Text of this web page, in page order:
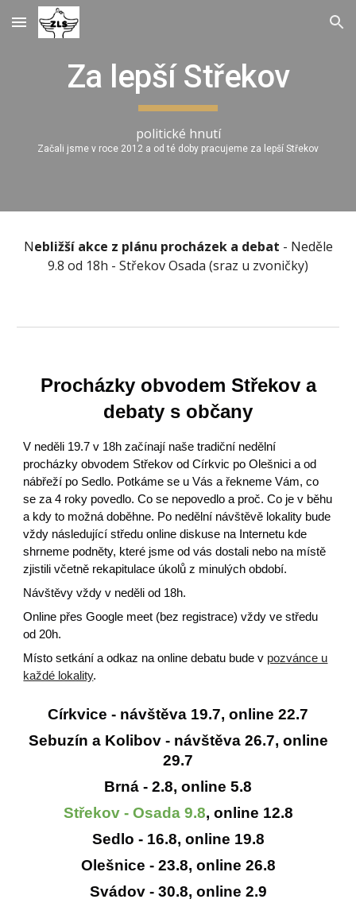
Skip to main content Skip to navigation
Za lepší Střekov
politické hnutí
Začali jsme v roce 2012 a od té doby pracujeme za lepší Střekov
Nebližší akce z plánu procházek a debat - Neděle
9.8 od 18h - Střekov Osada (sraz u zvoničky)
Procházky obvodem Střekov a
debaty s občany
V neděli 19.7 v 18h začínají naše tradiční nedělní
procházky obvodem Střekov od Církvic po Olešnici a od
nábřeží po Sedlo. Potkáme se u Vás a řekneme Vám, co
se za 4 roky povedlo. Co se nepovedlo a proč. Co je v běhu
a kdy to možná doběhne. Po nedělní návštěvě lokality bude
vždy následující středu online diskuse na Internetu kde
shrneme podněty, které jsme od vás dostali nebo na místě
zjistili včetně rekapitulace úkolů z minulých období.
Návštěvy vždy v neděli od 18h.
Online přes Google meet (bez registrace) vždy ve středu
od 20h.
Místo setkání a odkaz na online debatu bude v pozvánce u
každé lokality.
Církvice - návštěva 19.7, online 22.7
Sebuzín a Kolibov - návštěva 26.7, online
29.7
Brná - 2.8, online 5.8
Střekov - Osada 9.8, online 12.8
Sedlo - 16.8, online 19.8
Olešnice - 23.8, online 26.8
Svádov - 30.8, online 2.9